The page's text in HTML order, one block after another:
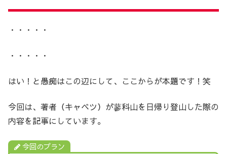
・・・・・
・・・・・
はい！と愚痴はこの辺にして、ここからが本題です！笑
今回は、著者（キャベツ）が蓼科山を日帰り登山した際の
内容を記事にしています。
今回のプラン